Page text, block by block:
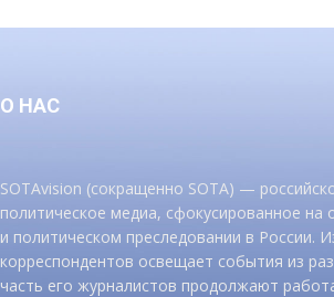
О НАС
SOTAvision (сокращенно SOTA) —
политическое медиа, сфокусированное
и политическом преследовании в России.
корреспондентов освещает события из
часть его журналистов продолжают